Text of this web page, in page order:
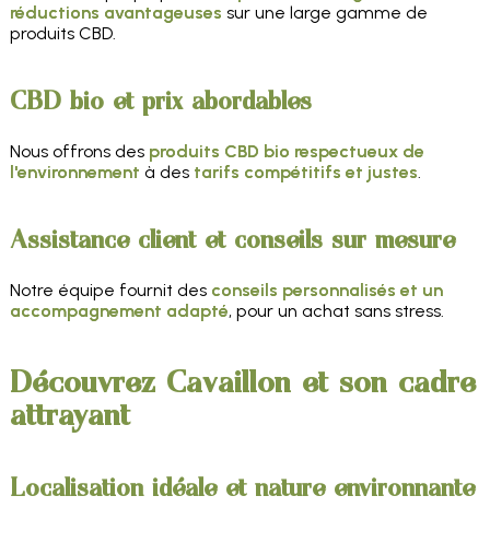
réductions avantageuses sur une large gamme de
produits CBD.
CBD bio et prix abordables
Nous offrons des produits CBD bio respectueux de
l'environnement à des tarifs compétitifs et justes.
Assistance client et conseils sur mesure
Notre équipe fournit des conseils personnalisés et un
accompagnement adapté, pour un achat sans stress.
Découvrez Cavaillon et son cadre
attrayant
Localisation idéale et nature environnante